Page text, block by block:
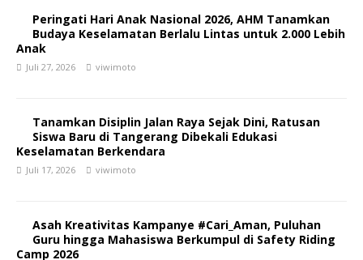
Peringati Hari Anak Nasional 2026, AHM Tanamkan
Budaya Keselamatan Berlalu Lintas untuk 2.000 Lebih
Anak
Juli 27, 2026 viwimoto
Tanamkan Disiplin Jalan Raya Sejak Dini, Ratusan
Siswa Baru di Tangerang Dibekali Edukasi
Keselamatan Berkendara
Juli 17, 2026 viwimoto
Asah Kreativitas Kampanye #Cari_Aman, Puluhan
Guru hingga Mahasiswa Berkumpul di Safety Riding
Camp 2026